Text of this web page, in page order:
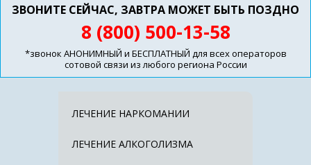
ЗВОНИТЕ СЕЙЧАС, ЗАВТРА МОЖЕТ БЫТЬ ПОЗДНО
8 (800) 500-13-58
*звонок АНОНИМНЫЙ и БЕСПЛАТНЫЙ для всех операторов
сотовой связи из любого региона России
ЛЕЧЕНИЕ НАРКОМАНИИ
ЛЕЧЕНИЕ АЛКОГОЛИЗМА